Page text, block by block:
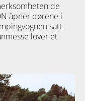
de
åpner dørene i
satt
lover et